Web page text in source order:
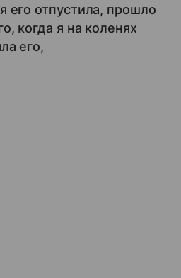
его отпустила, прошло
когда я на коленях
его,